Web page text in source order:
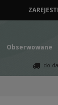
Obserwowane
do